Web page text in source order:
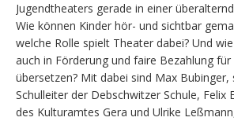
Jugendtheaters gerade in einer
Wie können Kinder hör- und sichtbar
welche Rolle spielt Theater dabei? Und
auch in Förderung und faire Bezahlung für
übersetzen? Mit dabei sind Max
Schulleiter der Debschwitzer Schule, Felix
des Kulturamtes Gera und Ulrike